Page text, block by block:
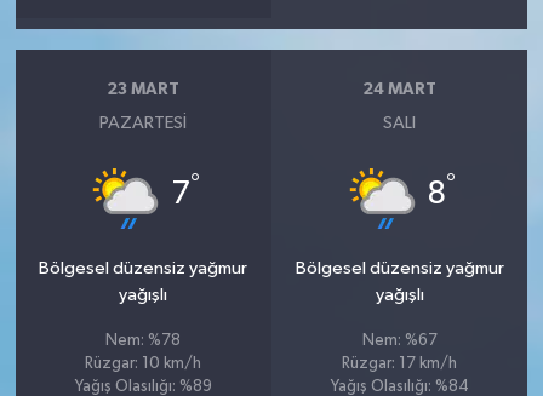
23 MART
PAZARTESI
7°
Bölgesel düzensiz yağmur
yağışlı
Nem: %78
Rüzgar: 10 km/h
Yağış Olasılığı: %89
24 MART
SALI
8°
Bölgesel düzensiz yağmur
yağışlı
Nem: %67
Rüzgar: 17 km/h
Yağış Olasılığı: %84